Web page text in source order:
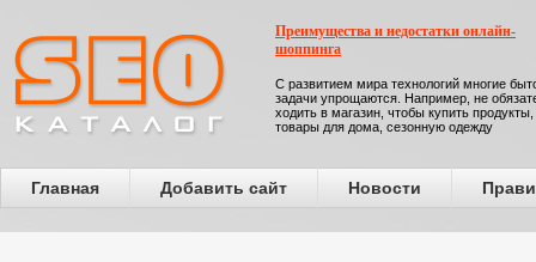
Преимущества и недостатки онлайн-
шоппинга
С развитием мира технологий многие
задачи упрощаются. Например, не
ходить в магазин, чтобы купить продукты,
товары для дома, сезонную одежду
Главная Добавить сайт Новости